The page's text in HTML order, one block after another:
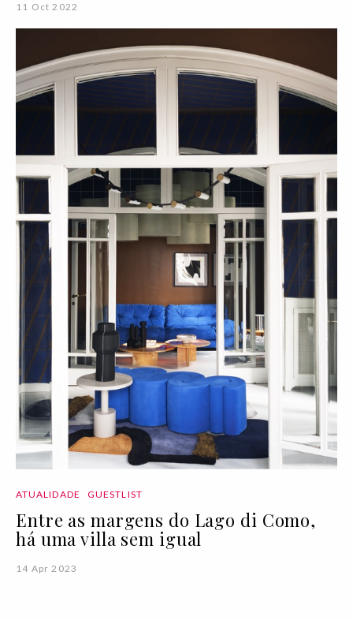
11 Oct 2022
ATUALIDADE GUESTLIST
Entre as margens do Lago di Como,
há uma villa sem igual
14 Apr 2023